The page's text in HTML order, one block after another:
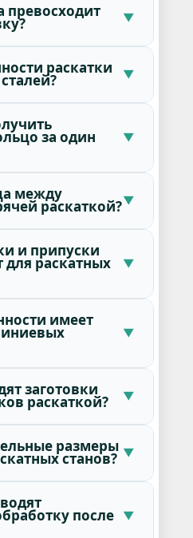
превосходит
раскатки
за один
между
раскаткой?
и припуски
для раскатных
имеет
заготовки
раскаткой?
размеры
станов?
после